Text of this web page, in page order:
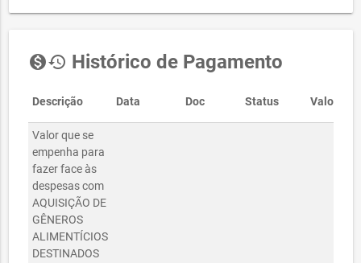
monetization_onhistory Histórico de Pagamento
Descrição Data Doc Status Valor
Valor que se
empenha para
fazer face às
despesas com
AQUISIÇÃO DE
GÊNEROS
ALIMENTÍCIOS
DESTINADOS